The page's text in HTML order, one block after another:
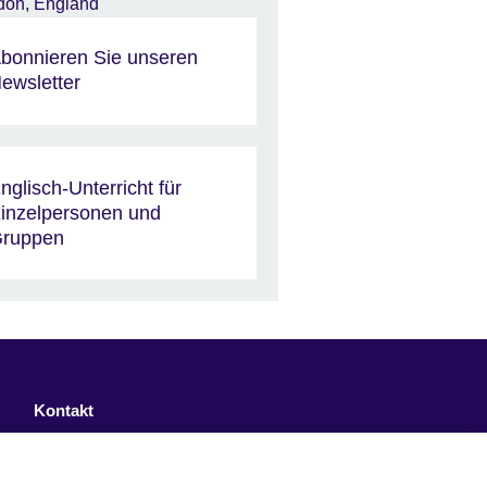
Sie unseren
Unterricht für
und
Kontakt